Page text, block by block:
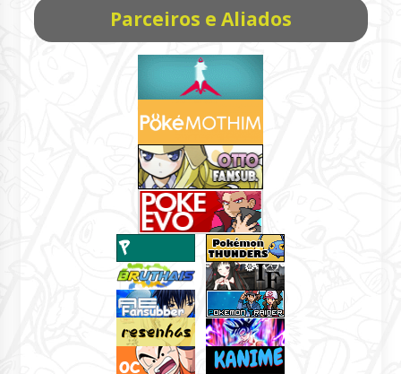
Parceiros e Aliados